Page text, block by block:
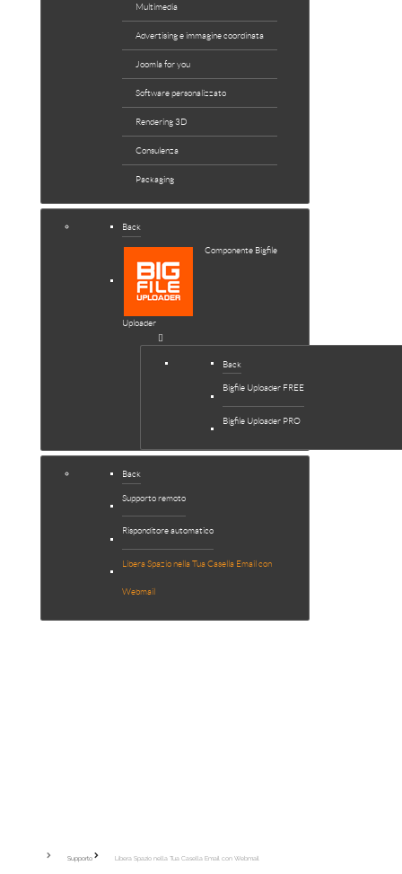
Multimedia
Advertising e immagine coordinata
Joomla for you
Software personalizzato
Rendering 3D
Consulenza
Packaging
Back
Componente Bigfile
Uploader
Back
Bigfile Uploader FREE
Bigfile Uploader PRO
Back
Supporto remoto
Risponditore automatico
Libera Spazio nella Tua Casella Email con
Webmail
Supporto Libera Spazio nella Tua Casella Email con Webmail